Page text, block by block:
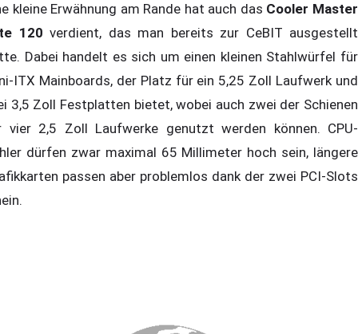
kleine Erwähnung am Rande hat auch das Cooler Master
120 verdient, das man bereits zur CeBIT ausgestellt
Dabei handelt es sich um einen kleinen Stahlwürfel für
ITX Mainboards, der Platz für ein 5,25 Zoll Laufwerk und
3,5 Zoll Festplatten bietet, wobei auch zwei der Schienen
vier 2,5 Zoll Laufwerke genutzt werden können. CPU-
dürfen zwar maximal 65 Millimeter hoch sein, längere
passen aber problemlos dank der zwei PCI-Slots